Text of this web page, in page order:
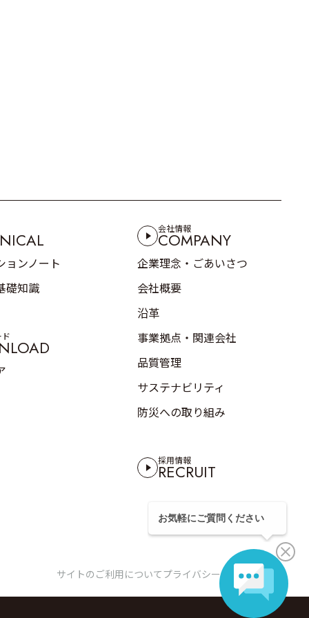
ョンノート
礎知識
会社情報
COMPANY
企業理念・ごあいさつ
会社概要
沿革
事業拠点・関連会社
品質管理
サステナビリティ
防災への取り組み
採用情報
RECRUIT
サイトのご利用についてプライバシーポリシー